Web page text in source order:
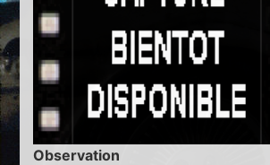
Observation